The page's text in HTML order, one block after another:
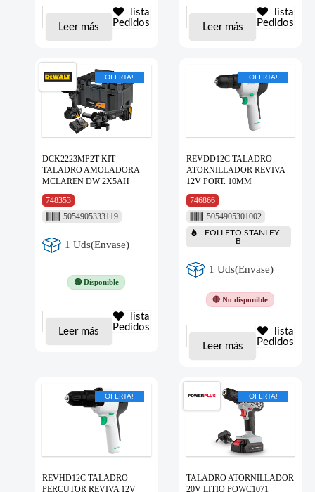
Leer más
lista
Pedidos
Leer más
lista
Pedidos
OFERTA!
DCK2223MP2T KIT
TALADRO AMOLADORA
MCLAREN DW 2X5AH
748353
5054905333119
1 Uds(Envase)
🟢 Disponible
Leer más
lista
Pedidos
OFERTA!
REVDD12C TALADRO
ATORNILLADOR REVIVA
12V PORT. 10MM
746866
5054905301002
FOLLETO STANLEY -
B
1 Uds(Envase)
🔴 No disponible
Leer más
lista
Pedidos
OFERTA!
REVHD12C TALADRO
PERCUTOR REVIVA 12V
OFERTA!
TALADRO ATORNILLADOR
20V LITIO POWC1071